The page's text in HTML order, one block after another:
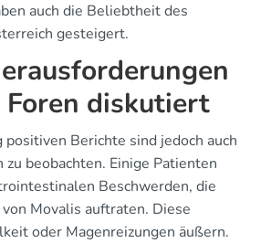
auch die Beliebtheit des
gesteigert.
diskutiert
Berichte sind jedoch auch
beobachten. Einige Patienten
Beschwerden, die
Movalis auftraten. Diese
oder Magenreizungen äußern.